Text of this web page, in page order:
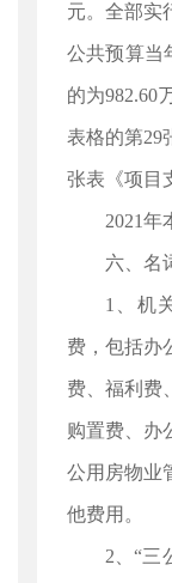
元。全部实
公共预算当
的为982.60
表格的第29
张表《项目
2021年
六、名
1、机
费，包括办
费、福利费
购置费、办
公用房物业
他费用。
2、“三